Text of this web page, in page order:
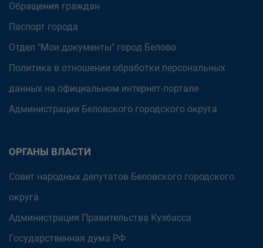
Обращения граждан
Паспорт города
Отдел "Мои документы" город Белово
Политика в отношении обработки персональных
данных на официальном интернет-портале
Администрации Беловского городского округа
ОРГАНЫ ВЛАСТИ
Совет народных депутатов Беловского городского
округа
Администрация Правительства Кузбасса
Государственная дума РФ